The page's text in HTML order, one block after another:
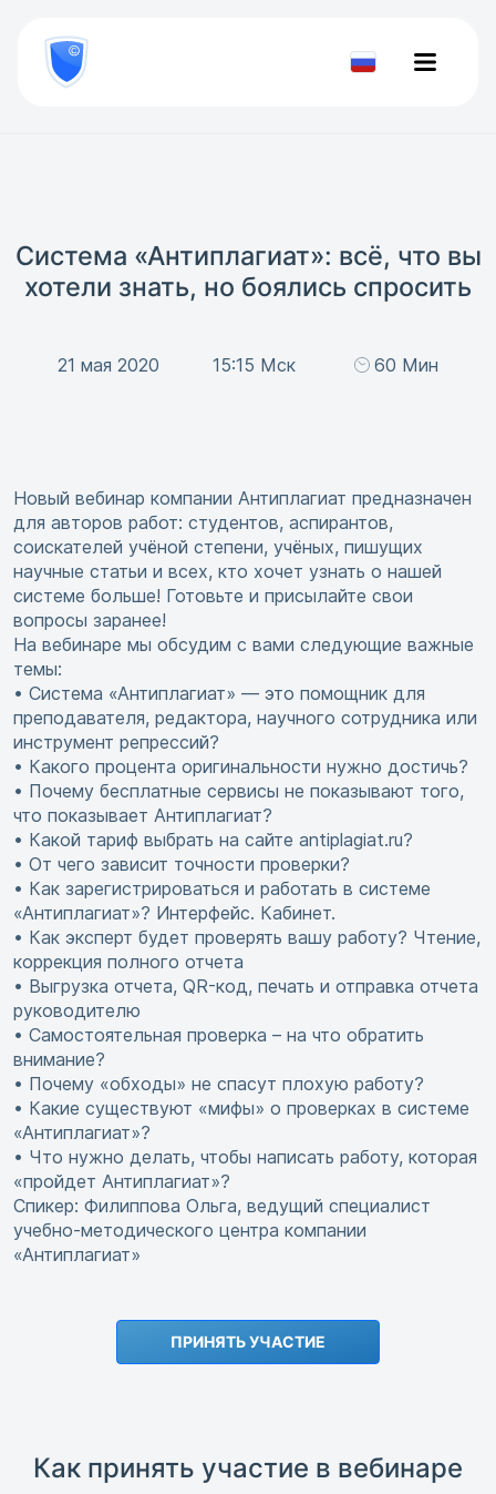
800
777-
81-Проверить
Система «Антиплагиат»: всё, что вы
хотели знать, но боялись спросить
21 мая 2020 15:15 Мск 60 Мин
Новый вебинар компании Антиплагиат предназначен
для авторов работ: студентов, аспирантов,
соискателей учёной степени, учёных, пишущих
научные статьи и всех, кто хочет узнать о нашей
системе больше! Готовьте и присылайте свои
вопросы заранее!
На вебинаре мы обсудим с вами следующие важные
темы:
• Система «Антиплагиат» — это помощник для
преподавателя, редактора, научного сотрудника или
инструмент репрессий?
• Какого процента оригинальности нужно достичь?
• Почему бесплатные сервисы не показывают того,
что показывает Антиплагиат?
• Какой тариф выбрать на сайте antiplagiat.ru?
• От чего зависит точности проверки?
• Как зарегистрироваться и работать в системе
«Антиплагиат»? Интерфейс. Кабинет.
• Как эксперт будет проверять вашу работу? Чтение,
коррекция полного отчета
• Выгрузка отчета, QR-код, печать и отправка отчета
руководителю
• Самостоятельная проверка – на что обратить
внимание?
• Почему «обходы» не спасут плохую работу?
• Какие существуют «мифы» о проверках в системе
«Антиплагиат»?
• Что нужно делать, чтобы написать работу, которая
«пройдет Антиплагиат»?
Спикер: Филиппова Ольга, ведущий специалист
учебно-методического центра компании
«Антиплагиат»
ПРИНЯТЬ УЧАСТИЕ
Как принять участие в вебинаре